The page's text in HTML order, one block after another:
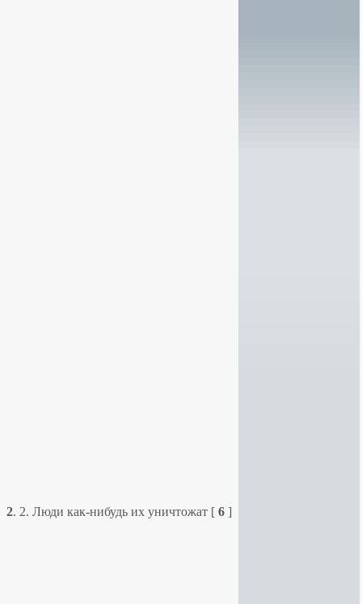
2. 2. Люди как-нибудь их уничтожат [ 6 ]